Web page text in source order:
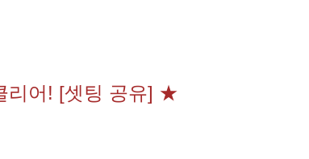
리어! [셋팅 공유] ★